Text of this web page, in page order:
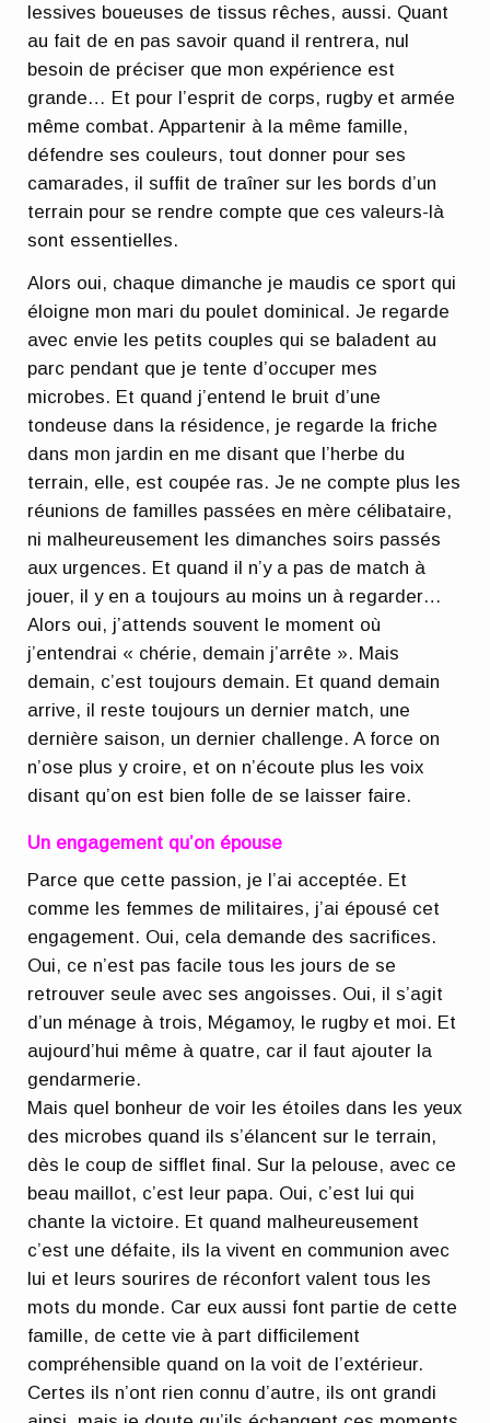
lessives boueuses de tissus rêches, aussi. Quant
au fait de en pas savoir quand il rentrera, nul
besoin de préciser que mon expérience est
grande… Et pour l’esprit de corps, rugby et armée
même combat. Appartenir à la même famille,
défendre ses couleurs, tout donner pour ses
camarades, il suffit de traîner sur les bords d’un
terrain pour se rendre compte que ces valeurs-là
sont essentielles.
Alors oui, chaque dimanche je maudis ce sport qui
éloigne mon mari du poulet dominical. Je regarde
avec envie les petits couples qui se baladent au
parc pendant que je tente d’occuper mes
microbes. Et quand j’entend le bruit d’une
tondeuse dans la résidence, je regarde la friche
dans mon jardin en me disant que l’herbe du
terrain, elle, est coupée ras. Je ne compte plus les
réunions de familles passées en mère célibataire,
ni malheureusement les dimanches soirs passés
aux urgences. Et quand il n’y a pas de match à
jouer, il y en a toujours au moins un à regarder…
Alors oui, j’attends souvent le moment où
j’entendrai « chérie, demain j’arrête ». Mais
demain, c’est toujours demain. Et quand demain
arrive, il reste toujours un dernier match, une
dernière saison, un dernier challenge. A force on
n’ose plus y croire, et on n’écoute plus les voix
disant qu’on est bien folle de se laisser faire.
Un engagement qu’on épouse
Parce que cette passion, je l’ai acceptée. Et
comme les femmes de militaires, j’ai épousé cet
engagement. Oui, cela demande des sacrifices.
Oui, ce n’est pas facile tous les jours de se
retrouver seule avec ses angoisses. Oui, il s’agit
d’un ménage à trois, Mégamoy, le rugby et moi. Et
aujourd’hui même à quatre, car il faut ajouter la
gendarmerie.
Mais quel bonheur de voir les étoiles dans les yeux
des microbes quand ils s’élancent sur le terrain,
dès le coup de sifflet final. Sur la pelouse, avec ce
beau maillot, c’est leur papa. Oui, c’est lui qui
chante la victoire. Et quand malheureusement
c’est une défaite, ils la vivent en communion avec
lui et leurs sourires de réconfort valent tous les
mots du monde. Car eux aussi font partie de cette
famille, de cette vie à part difficilement
compréhensible quand on la voit de l’extérieur.
Certes ils n’ont rien connu d’autre, ils ont grandi